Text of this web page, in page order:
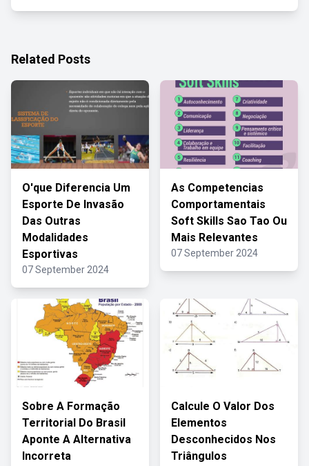
Related Posts
O'que Diferencia Um
Esporte De Invasão
Das Outras
Modalidades
Esportivas
07 September 2024
As Competencias
Comportamentais
Soft Skills Sao Tao Ou
Mais Relevantes
07 September 2024
Sobre A Formação
Territorial Do Brasil
Aponte A Alternativa
Incorreta
Calcule O Valor Dos
Elementos
Desconhecidos Nos
Triângulos